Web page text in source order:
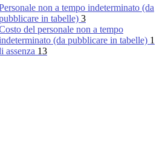
non a tempo indeterminato (da
in tabelle) 3
del personale non a tempo
(da pubblicare in tabelle) 1
assenza 13